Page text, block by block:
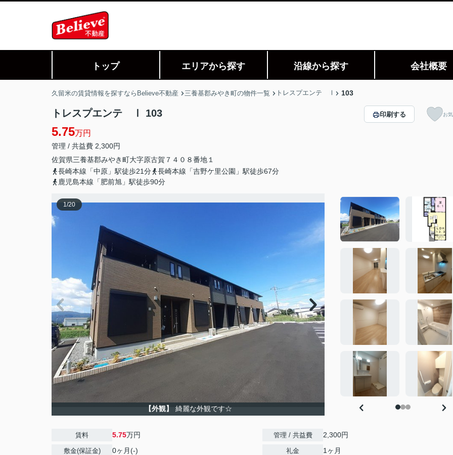
トップ エリアから探す 沿線から探す 会社概要
久留米の賃貸情報を探すならBelieve不動産 三養基郡みやき町の物件一覧 トレスプエンテ Ⅰ 103
トレスプエンテ Ⅰ 103
5.75万円
管理 / 共益費 2,300円
佐賀県三養基郡みやき町大字原古賀 ７４０８番地１
長崎本線「中原」駅徒歩21分
長崎本線「吉野ケ里公園」駅徒歩67分
鹿児島本線「肥前旭」駅徒歩90分
印刷する お
1/20
【外観】 綺麗な外観です☆
賃料 5.75万円
敷金(保証金) 0ヶ月(-)
管理 / 共益費 2,300円
礼金 1ヶ月